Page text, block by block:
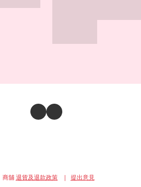
商舖 退貨及退款政策 提出意見